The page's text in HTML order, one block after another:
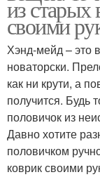
из
своими
Хэнд-мейд – это
новаторски.
как ни крути, а
получится. Будь
половичок из
Давно хотите
половичком
коврик своими